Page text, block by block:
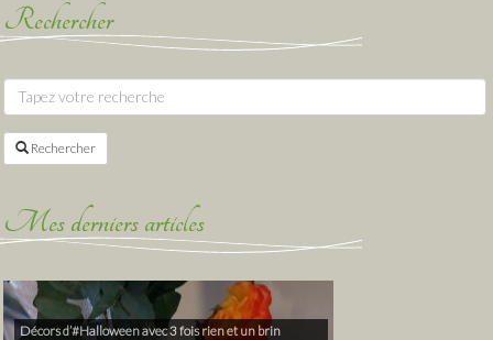
Rechercher
Rechercher
Mes derniers articles
Décors d’#Halloween avec 3 fois rien et un brin